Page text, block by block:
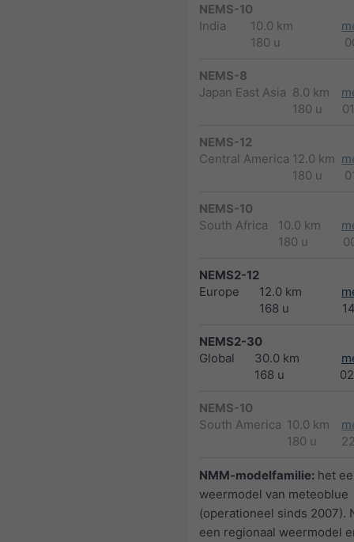
NEMS-10
India
10.0 km
180 u
NEMS-8
Japan East Asia 8.0 km
180 u
NEMS-12
Central America 12.0 km
180 u
NEMS-10
South Africa
10.0 km
180 u
NEMS2-12
Europe
12.0 km
168 u
NEMS2-30
Global
30.0 km
168 u
NEMS-10
South America 10.0 km
180 u
NMM-modelfamilie: het
weermodel van meteoblue
(operationeel sinds 2007).
een regionaal weermodel